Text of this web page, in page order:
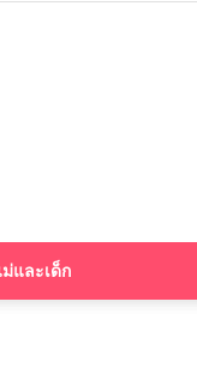
และเด็ก